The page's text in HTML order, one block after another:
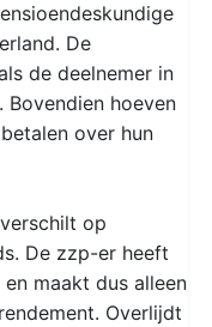
De
de deelnemer in
hoeven
over hun
op
De zzp-er heeft
maakt dus alleen
Overlijdt